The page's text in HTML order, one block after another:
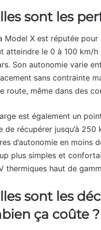
sont les
Model X est réputée
atteindre le 0 à 100 km/
Son autonomie varie
sans contrainte
route, même dans des
est également un
de récupérer jusqu’à
d’autonomie en moins
plus simples et
thermiques haut de
sont les
ça coûte ?